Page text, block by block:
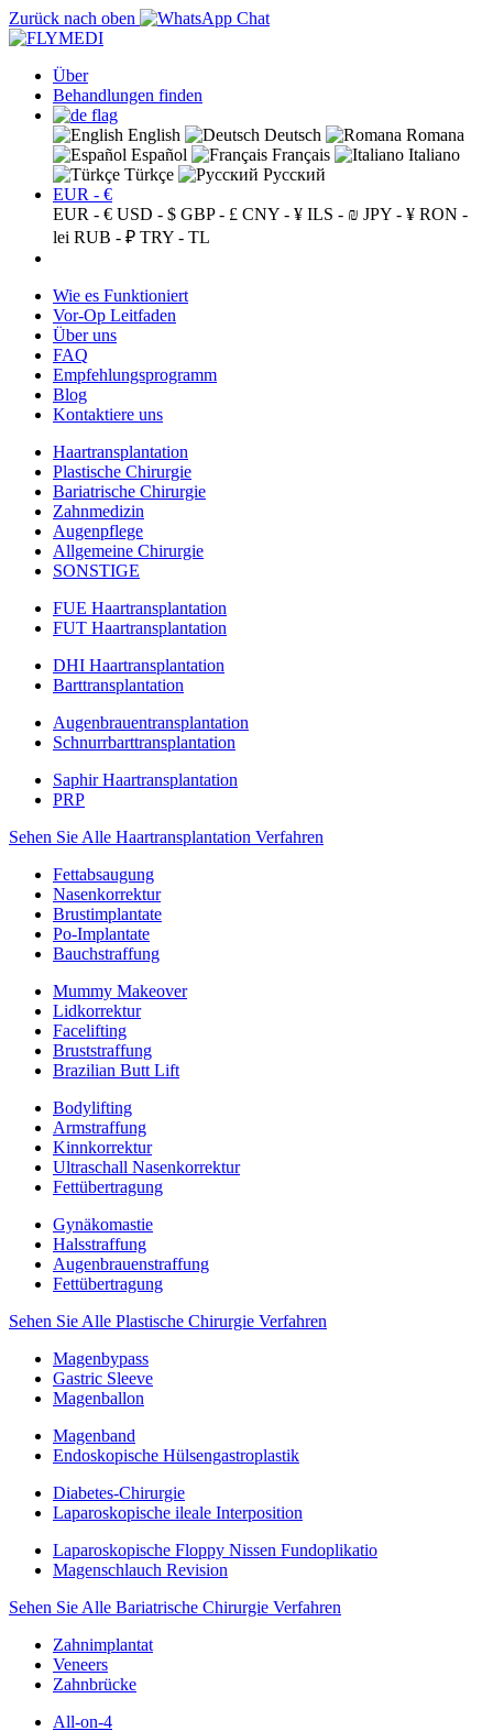
Zurück nach oben
Über
Behandlungen finden
English Deutsch
Romana
Español
Français
Italiano
Türkçe
Русский
EUR - €
EUR - € USD - $ GBP - £ CNY - ¥ ILS - ₪ JPY - ¥ RON -
lei RUB - ₽ TRY - TL
Wie es Funktioniert
Vor-Op Leitfaden
Über uns
FAQ
Empfehlungsprogramm
Blog
Kontaktiere uns
Haartransplantation
Plastische Chirurgie
Bariatrische Chirurgie
Zahnmedizin
Augenpflege
Allgemeine Chirurgie
SONSTIGE
FUE Haartransplantation
FUT Haartransplantation
DHI Haartransplantation
Barttransplantation
Augenbrauentransplantation
Schnurrbarttransplantation
Saphir Haartransplantation
PRP
Sehen Sie Alle Haartransplantation Verfahren
Fettabsaugung
Nasenkorrektur
Brustimplantate
Po-Implantate
Bauchstraffung
Mummy Makeover
Lidkorrektur
Facelifting
Bruststraffung
Brazilian Butt Lift
Bodylifting
Armstraffung
Kinnkorrektur
Ultraschall Nasenkorrektur
Fettübertragung
Gynäkomastie
Halsstraffung
Augenbrauenstraffung
Fettübertragung
Sehen Sie Alle Plastische Chirurgie Verfahren
Magenbypass
Gastric Sleeve
Magenballon
Magenband
Endoskopische Hülsengastroplastik
Diabetes-Chirurgie
Laparoskopische ileale Interposition
Laparoskopische Floppy Nissen Fundoplikatio
Magenschlauch Revision
Sehen Sie Alle Bariatrische Chirurgie Verfahren
Zahnimplantat
Veneers
Zahnbrücke
All-on-4